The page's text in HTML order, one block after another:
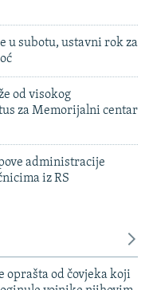
u subotu, ustavni rok za
od visokog
za Memorijalni centar
administracije
iz RS
oprašta od čovjeka koji